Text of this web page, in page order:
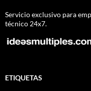
Servicio exclusivo para
técnico 24x7.
ETIQUETAS